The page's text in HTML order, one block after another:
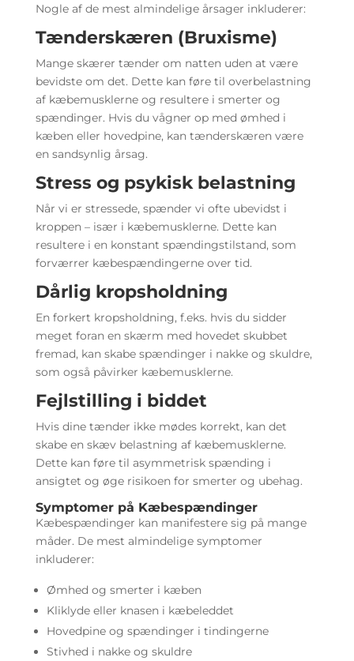
Nogle af de mest almindelige årsager inkluderer:
Tænderskæren (Bruxisme)
Mange skærer tænder om natten uden at være
bevidste om det. Dette kan føre til overbelastning
af kæbemusklerne og resultere i smerter og
spændinger. Hvis du vågner op med ømhed i
kæben eller hovedpine, kan tænderskæren være
en sandsynlig årsag.
Stress og psykisk belastning
Når vi er stressede, spænder vi ofte ubevidst i
kroppen – især i kæbemusklerne. Dette kan
resultere i en konstant spændingstilstand, som
forværrer kæbespændingerne over tid.
Dårlig kropsholdning
En forkert kropsholdning, f.eks. hvis du sidder
meget foran en skærm med hovedet skubbet
fremad, kan skabe spændinger i nakke og skuldre,
som også påvirker kæbemusklerne.
Fejlstilling i biddet
Hvis dine tænder ikke mødes korrekt, kan det
skabe en skæv belastning af kæbemusklerne.
Dette kan føre til asymmetrisk spænding i
ansigtet og øge risikoen for smerter og ubehag.
Symptomer på Kæbespændinger
Kæbespændinger kan manifestere sig på mange
måder. De mest almindelige symptomer
inkluderer:
Ømhed og smerter i kæben
Kliklyde eller knasen i kæbeleddet
Hovedpine og spændinger i tindingerne
Stivhed i nakke og skuldre